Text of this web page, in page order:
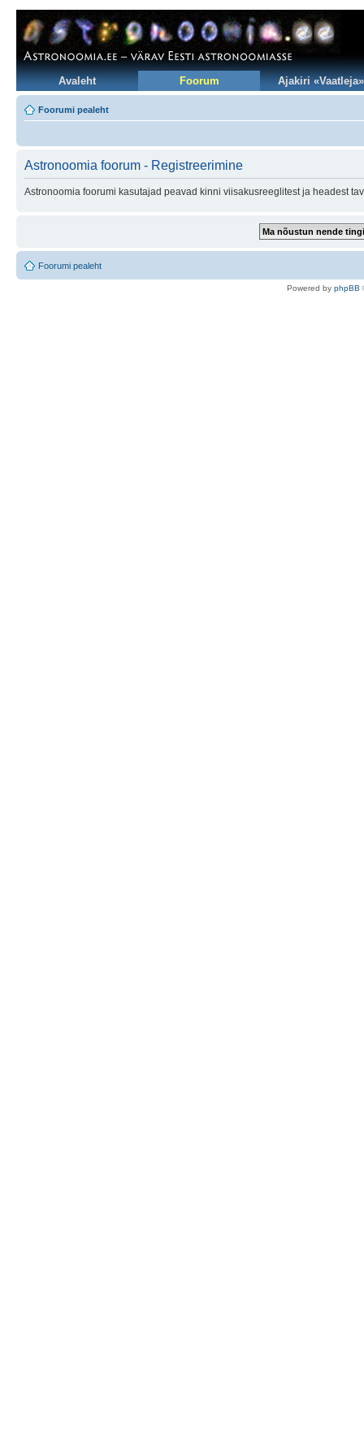
Avaleht Foorum Ajakiri «Vaatleja»
Foorumi pealeht
Astronoomia foorum - Registreerimine
Astronoomia foorumi kasutajad peavad kinni viisakusreeglitest ja headest
Foorumi pealeht
Powered by phpBB